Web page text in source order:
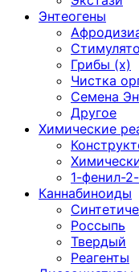
Энтеогены
Грибы (х)
Чистка
Семена
Другое
Химические
1-фенил-
Каннабиноиды
Россыпь
Твердый
Реагенты